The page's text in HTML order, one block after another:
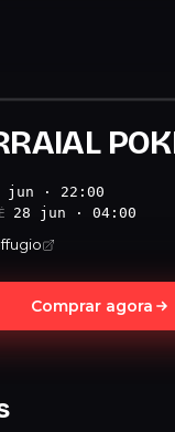
jun · 22:00
28 jun · 04:00
Comprar agora